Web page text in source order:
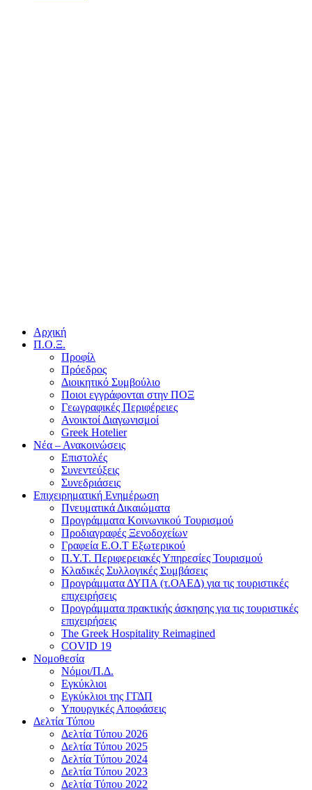
Αρχική
Π.Ο.Ξ.
Προφίλ
Πρόεδρος
Διοικητικό Συμβούλιο
Ποιοι εγγράφονται στην ΠΟΞ
Γεωγραφικές Περιφέρειες
Ανοικτοί Διαγωνισμoί
Greek Hotelier
Νέα – Ανακοινώσεις
Επιστολές
Συνεντεύξεις
Συνεδριάσεις
Επιχειρηματική Ενημέρωση
Πνευματικά Δικαιώματα
Προγράμματα Κοινωνικού Τουρισμού
Προδιαγραφές Ξενοδοχείων
Γραφεία Ε.Ο.Τ Εξωτερικού
Π.Υ.Τ. Περιφερειακές Υπηρεσίες Τουρισμού
Κλαδικές Συλλογικές Συμβάσεις
Προγράμματα ΔΥΠΑ (τ.ΟΑΕΔ) για τις τουριστικές
επιχειρήσεις
Προγράμματα πρακτικής άσκησης για τις τουριστικές
επιχειρήσεις
The Greek Hospitality Reimagined
COVID 19
Νομοθεσία
Νόμοι/Π.Δ.
Εγκύκλιοι
Εγκύκλιοι της ΓΓΔΠ
Υπουργικές Αποφάσεις
Δελτία Τύπου
Δελτία Τύπου 2026
Δελτία Τύπου 2025
Δελτία Τύπου 2024
Δελτία Τύπου 2023
Δελτία Τύπου 2022